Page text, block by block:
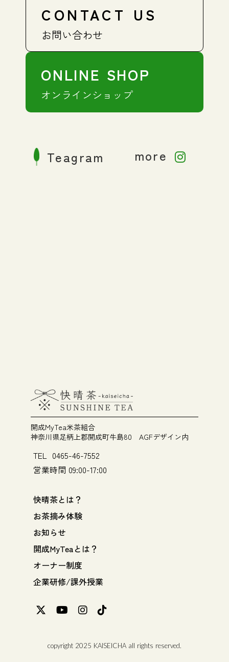
CONTACT US
お問い合わせ
ONLINE SHOP
オンラインショップ
Teagram more
開成MyTea米茶組合
神奈川県足柄上郡開成町牛島80 AGFデザイン内
TEL 0465-46-7552
営業時間 09:00-17:00
快晴茶とは？
お茶摘み体験
お知らせ
開成MyTeaとは？
オーナー制度
企業研修/課外授業
copyright 2025 KAISEICHA all rights reserved.